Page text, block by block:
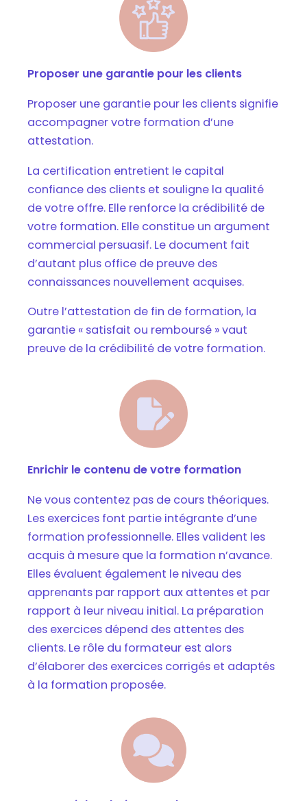
Proposer une garantie pour les clients
Proposer une garantie pour les clients signifie
accompagner votre formation d’une
attestation.
La certification entretient le capital
confiance des clients et souligne la qualité
de votre offre. Elle renforce la crédibilité de
votre formation. Elle constitue un argument
commercial persuasif. Le document fait
d’autant plus office de preuve des
connaissances nouvellement acquises.
Outre l’attestation de fin de formation, la
garantie « satisfait ou remboursé » vaut
preuve de la crédibilité de votre formation.
Enrichir le contenu de votre formation
Ne vous contentez pas de cours théoriques.
Les exercices font partie intégrante d’une
formation professionnelle. Elles valident les
acquis à mesure que la formation n’avance.
Elles évaluent également le niveau des
apprenants par rapport aux attentes et par
rapport à leur niveau initial. La préparation
des exercices dépend des attentes des
clients. Le rôle du formateur est alors
d’élaborer des exercices corrigés et adaptés
à la formation proposée.